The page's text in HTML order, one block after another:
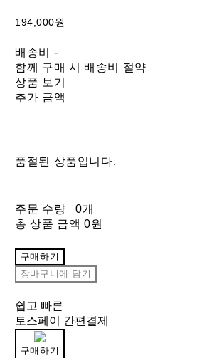
194,000원
배송비 -
함께 구매 시 배송비 절약
상품 보기
추가 금액
품절된 상품입니다.
주문 수량
0개
총 상품 금액 0원
구매하기
장바구니에 담기
쉽고 빠른
토스페이 간편결제
구매하기